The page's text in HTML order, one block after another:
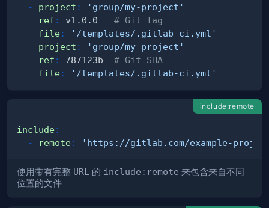
-
project :
'group/my-project'
ref : v1.0.0 # Git Tag
file:
'/templates/.gitlab-ci.yml'
-
project :
'group/my-project'
ref : 787123b # Git SHA
file: '/templates/.gitlab-ci.yml'
include:remote
include:
-
remote: 'https://gitlab.com/example-
使用带有完整 URL 的 include:remote 来包含来自不同
位置的文件